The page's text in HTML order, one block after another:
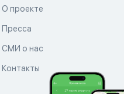
О проекте
Пресса
СМИ о нас
Контакты